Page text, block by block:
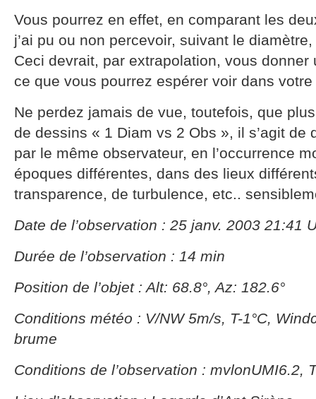
Vous pourrez en effet, en comparant les
j’ai pu ou non percevoir, suivant le
Ceci devrait, par extrapolation, vous
ce que vous pourrez espérer voir dans
Ne perdez jamais de vue, toutefois, que
de dessins « 1 Diam vs 2 Obs », il s’agit de
par le même observateur, en l’occurrence
époques différentes, dans des lieux
transparence, de turbulence, etc..
Date de l’observation : 25 janv. 2003 21:41
Durée de l’observation : 14 min
Position de l’objet : Alt: 68.8°, Az: 182.6°
Conditions météo : V/NW 5m/s, T-1°C,
brume
Conditions de l’observation : mvlonUMI6.2,